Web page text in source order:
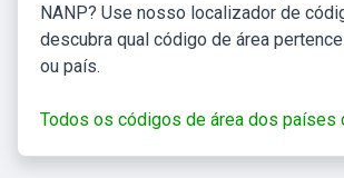
NANP? Use nosso localizador de
descubra qual código de área
ou país.
Todos os códigos de área dos países